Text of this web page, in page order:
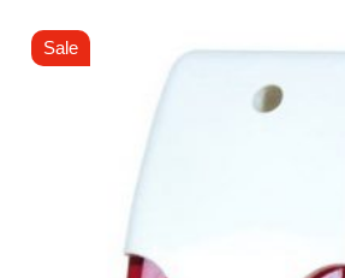
Sale